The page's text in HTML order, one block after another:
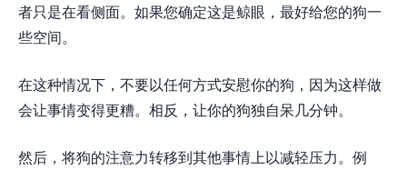
者只是在看侧面。如果您确定这是鲸眼，最好给您的狗一
些空间。
在这种情况下，不要以任何方式安慰你的狗，因为这样做
会让事情变得更糟。相反，让你的狗独自呆几分钟。
然后，将狗的注意力转移到其他事情上以减轻压力。例